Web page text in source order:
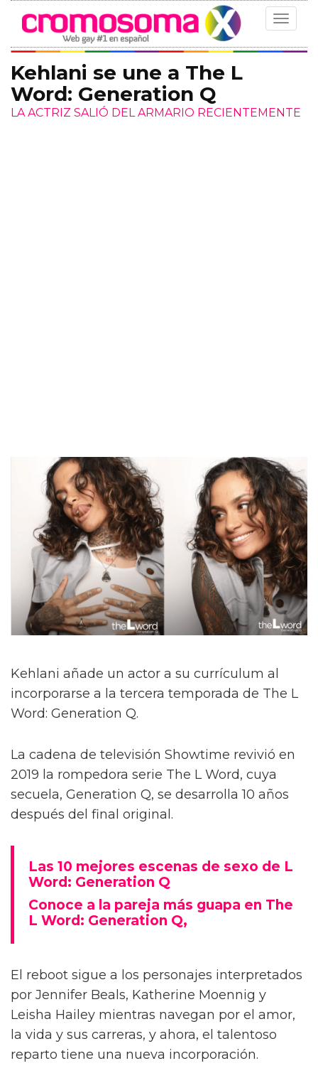
Toggle
Kehlani se une a The L
Word: Generation Q
LA ACTRIZ SALIÓ DEL ARMARIO RECIENTEMENTE
Kehlani añade un actor a su currículum al
incorporarse a la tercera temporada de The L
Word: Generation Q.
La cadena de televisión Showtime revivió en
2019 la rompedora serie The L Word, cuya
secuela, Generation Q, se desarrolla 10 años
después del final original.
Las 10 mejores escenas de sexo de L
Word: Generation Q
Conoce a la pareja más guapa en The
L Word: Generation Q,
El reboot sigue a los personajes interpretados
por Jennifer Beals, Katherine Moennig y
Leisha Hailey mientras navegan por el amor,
la vida y sus carreras, y ahora, el talentoso
reparto tiene una nueva incorporación.